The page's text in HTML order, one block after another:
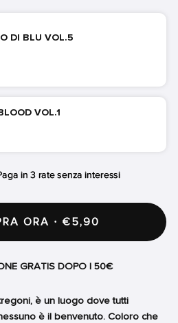
DI BLU VOL.5
VOL.1
ORA · €5,90
GRATIS DOPO I 50€
è un luogo dove tutti
è il benvenuto. Coloro che